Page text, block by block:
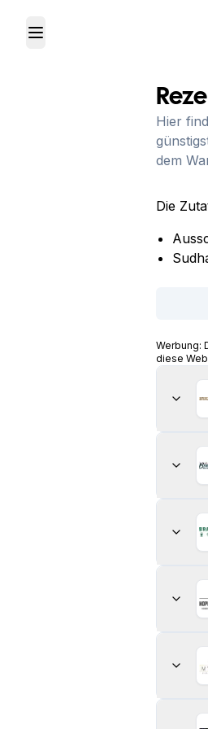
Toggle Menu
Hier
dem
Die
Werbung:
diese